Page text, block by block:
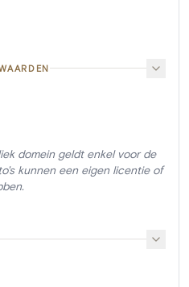
domein geldt enkel voor de
kunnen een eigen licentie of